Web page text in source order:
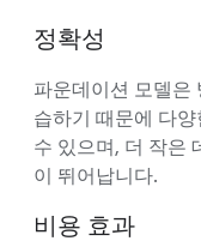
정확성
파운데이션 모델은
습하기 때문에 다
수 있으며, 더 작은
이 뛰어납니다.
비용 효과